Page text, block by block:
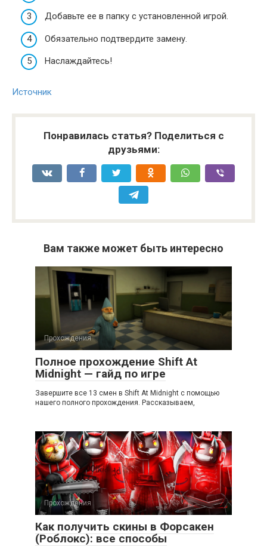
Добавьте ее в папку с установленной игрой.
Обязательно подтвердите замену.
Наслаждайтесь!
Источник
Понравилась статья? Поделиться с
друзьями:
Вам также может быть интересно
Прохождения
Полное прохождение Shift At
Midnight — гайд по игре
Завершите все 13 смен в Shift At Midnight с помощью
нашего полного прохождения. Рассказываем,
Прохождения
Как получить скины в Форсакен
(Роблокс): все способы